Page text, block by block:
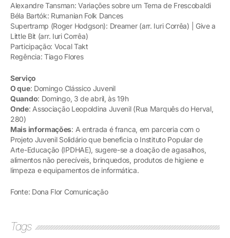
Alexandre Tansman: Variações sobre um Tema de Frescobaldi
Béla Bartók: Rumanian Folk Dances
Supertramp (Roger Hodgson): Dreamer (arr. Iuri Corrêa) | Give a
Little Bit (arr. Iuri Corrêa)
Participação: Vocal Takt
Regência: Tiago Flores
Serviço
O que: Domingo Clássico Juvenil
Quando: Domingo, 3 de abril, às 19h
Onde: Associação Leopoldina Juvenil (Rua Marquês do Herval,
280)
Mais informações: A entrada é franca, em parceria com o
Projeto Juvenil Solidário que beneficia o Instituto Popular de
Arte-Educação (IPDHAE), sugere-se a doação de agasalhos,
alimentos não perecíveis, brinquedos, produtos de higiene e
limpeza e equipamentos de informática.
Fonte: Dona Flor Comunicação
Tags